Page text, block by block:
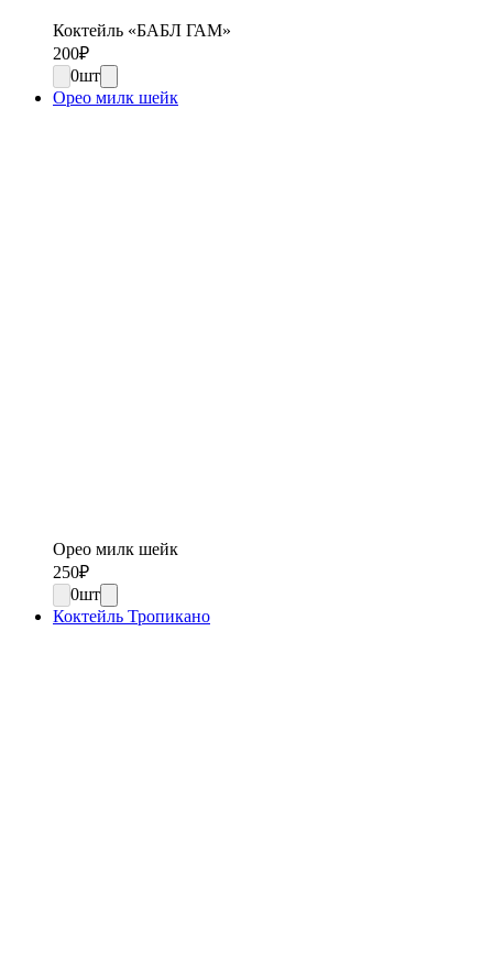
Коктейль «БАБЛ ГАМ»
200₽
0шт
Орео милк шейк
Орео милк шейк
250₽
0шт
Коктейль Тропикано